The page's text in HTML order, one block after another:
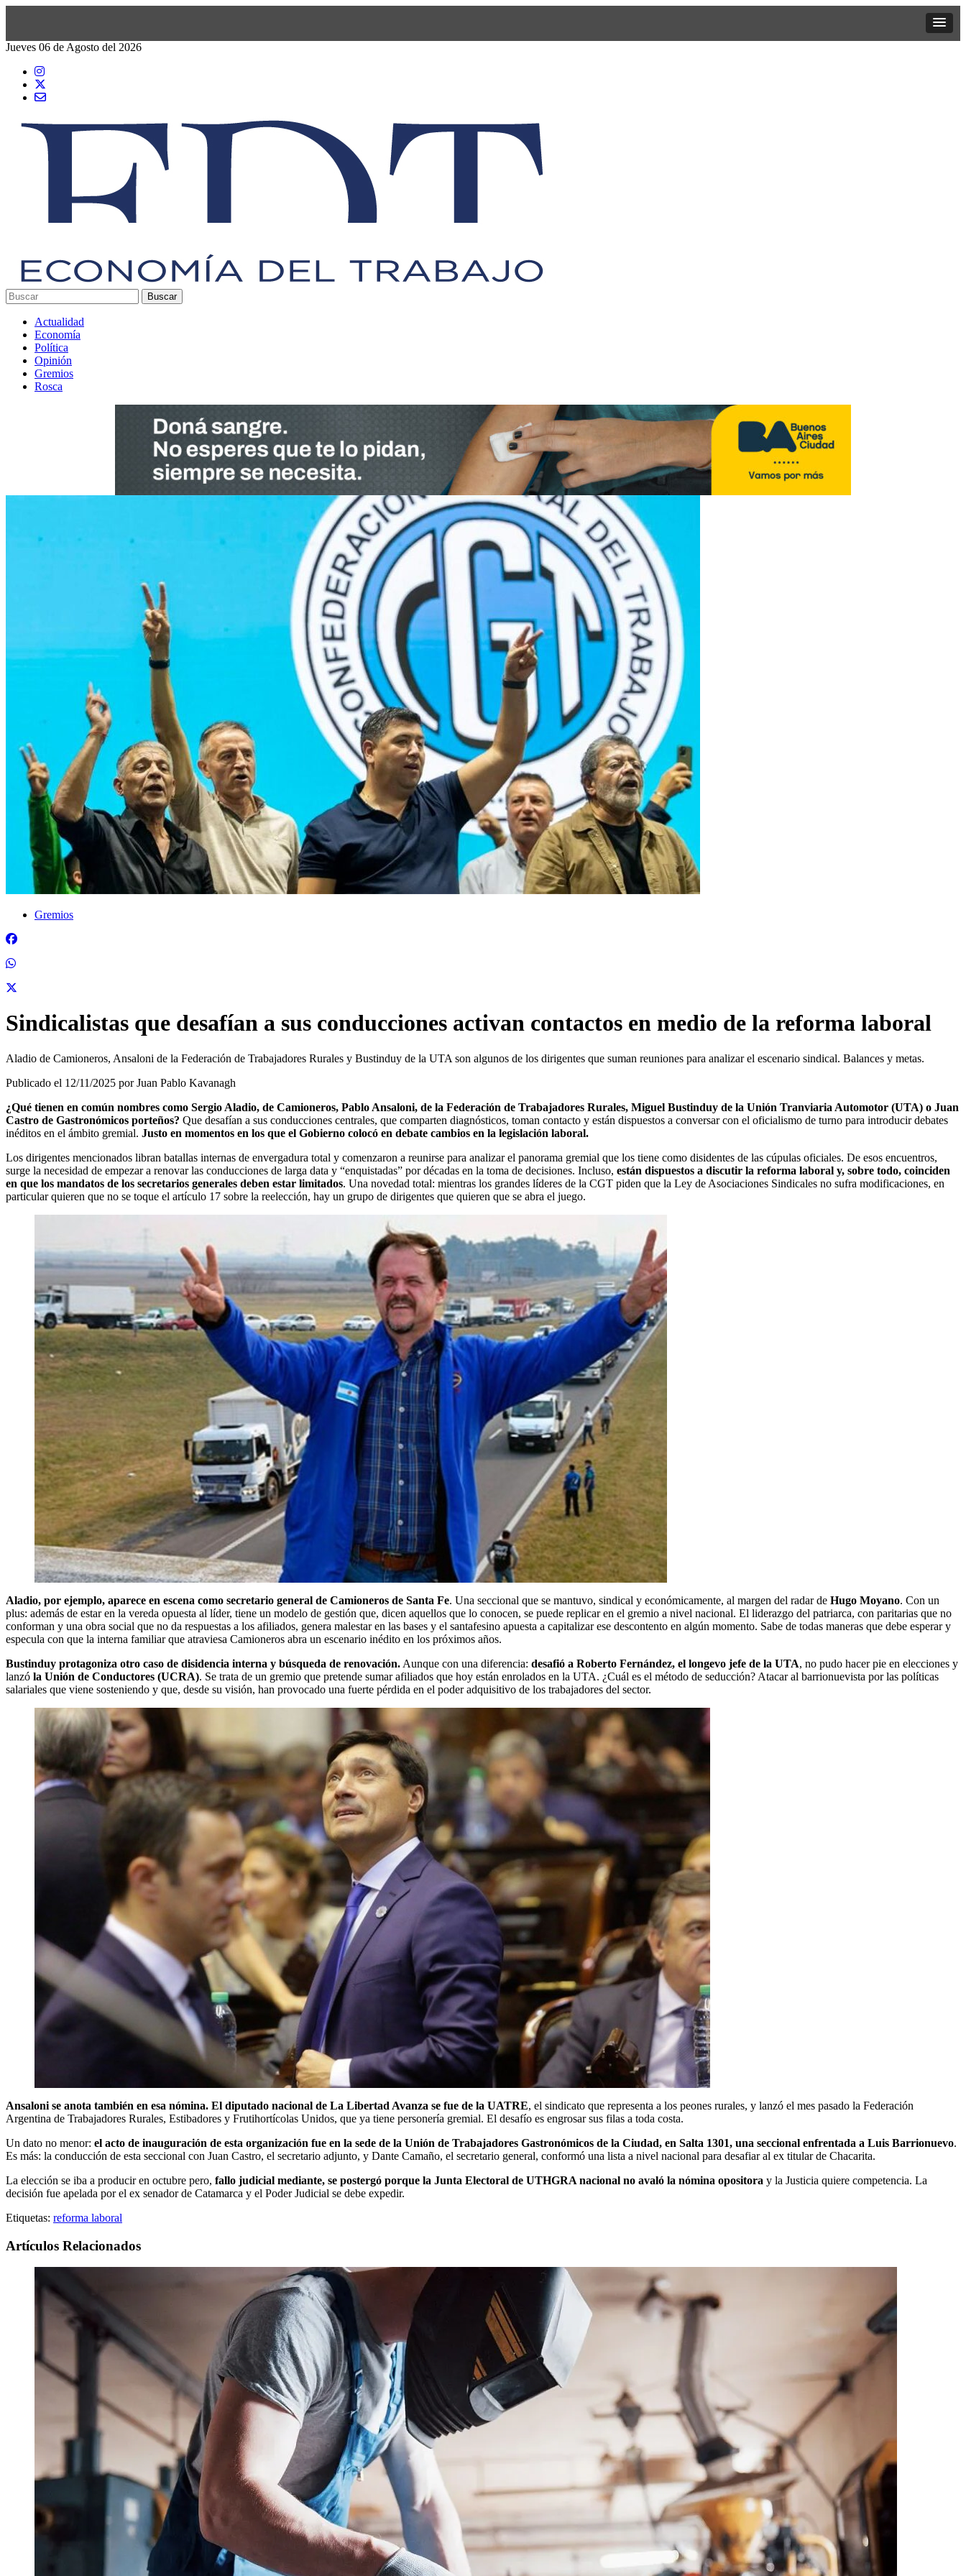
Jueves 06 de Agosto del 2026
Actualidad
Economía
Política
Opinión
Gremios
Rosca
Gremios
Sindicalistas que desafían a sus conducciones activan contactos en medio de la reforma laboral
Aladio de Camioneros, Ansaloni de la Federación de Trabajadores Rurales y Bustinduy de la UTA son algunos de los dirigentes que suman reuniones para analizar el escenario sindical. Balances y metas.
Publicado el 12/11/2025 por Juan Pablo Kavanagh
¿Qué tienen en común nombres como Sergio Aladio, de Camioneros, Pablo Ansaloni, de la Federación de Trabajadores Rurales, Miguel Bustinduy de la Unión Tranviaria Automotor (UTA) o Juan
Castro de Gastronómicos porteños? Que desafían a sus conducciones centrales, que comparten diagnósticos, toman contacto y están dispuestos a conversar con el oficialismo de turno para introducir debates
inéditos en el ámbito gremial. Justo en momentos en los que el Gobierno colocó en debate cambios en la legislación laboral.
Los dirigentes mencionados libran batallas internas de envergadura total y comenzaron a reunirse para analizar el panorama gremial que los tiene como disidentes de las cúpulas oficiales. De esos encuentros,
surge la necesidad de empezar a renovar las conducciones de larga data y “enquistadas” por décadas en la toma de decisiones. Incluso, están dispuestos a discutir la reforma laboral y, sobre todo, coinciden
en que los mandatos de los secretarios generales deben estar limitados. Una novedad total: mientras los grandes líderes de la CGT piden que la Ley de Asociaciones Sindicales no sufra modificaciones, en
particular quieren que no se toque el artículo 17 sobre la reelección, hay un grupo de dirigentes que quieren que se abra el juego.
Aladio, por ejemplo, aparece en escena como secretario general de Camioneros de Santa Fe. Una seccional que se mantuvo, sindical y económicamente, al margen del radar de Hugo Moyano. Con un
plus: además de estar en la vereda opuesta al líder, tiene un modelo de gestión que, dicen aquellos que lo conocen, se puede replicar en el gremio a nivel nacional. El liderazgo del patriarca, con paritarias que no
conforman y una obra social que no da respuestas a los afiliados, genera malestar en las bases y el santafesino apuesta a capitalizar ese descontento en algún momento. Sabe de todas maneras que debe esperar y
especula con que la interna familiar que atraviesa Camioneros abra un escenario inédito en los próximos años.
Bustinduy protagoniza otro caso de disidencia interna y búsqueda de renovación. Aunque con una diferencia: desafió a Roberto Fernández, el longevo jefe de la UTA, no pudo hacer pie en elecciones y
lanzó la Unión de Conductores (UCRA). Se trata de un gremio que pretende sumar afiliados que hoy están enrolados en la UTA. ¿Cuál es el método de seducción? Atacar al barrionuevista por las políticas
salariales que viene sosteniendo y que, desde su visión, han provocado una fuerte pérdida en el poder adquisitivo de los trabajadores del sector.
Ansaloni se anota también en esa nómina. El diputado nacional de La Libertad Avanza se fue de la UATRE, el sindicato que representa a los peones rurales, y lanzó el mes pasado la Federación
Argentina de Trabajadores Rurales, Estibadores y Frutihortícolas Unidos, que ya tiene personería gremial. El desafío es engrosar sus filas a toda costa.
Un dato no menor: el acto de inauguración de esta organización fue en la sede de la Unión de Trabajadores Gastronómicos de la Ciudad, en Salta 1301, una seccional enfrentada a Luis Barrionuevo.
Es más: la conducción de esta seccional con Juan Castro, el secretario adjunto, y Dante Camaño, el secretario general, conformó una lista a nivel nacional para desafiar al ex titular de Chacarita.
La elección se iba a producir en octubre pero, fallo judicial mediante, se postergó porque la Junta Electoral de UTHGRA nacional no avaló la nómina opositora y la Justicia quiere competencia. La
decisión fue apelada por el ex senador de Catamarca y el Poder Judicial se debe expedir.
Etiquetas: reforma laboral
Artículos Relacionados